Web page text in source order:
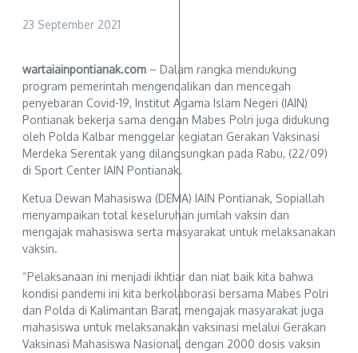
23 September 2021
wartaiainpontianak.com – Dalam rangka mendukung
program pemerintah mengendalikan dan mencegah
penyebaran Covid-19, Institut Agama Islam Negeri (IAIN)
Pontianak bekerja sama dengan Mabes Polri juga didukung
oleh Polda Kalbar menggelar kegiatan Gerakan Vaksinasi
Merdeka Serentak yang dilangsungkan pada Rabu, (22/09)
di Sport Center IAIN Pontianak.
Ketua Dewan Mahasiswa (DEMA) IAIN Pontianak, Sopiallah
menyampaikan total keseluruhan jumlah vaksin dan
mengajak mahasiswa serta masyarakat untuk melaksanakan
vaksin.
“Pelaksanaan ini menjadi ikhtiar dan niat baik kita bahwa
kondisi pandemi ini kita berkolaborasi bersama Mabes Polri
dan Polda di Kalimantan Barat, mengajak masyarakat juga
mahasiswa untuk melaksanakan vaksinasi melalui Gerakan
Vaksinasi Mahasiswa Nasional, dengan 2000 dosis vaksin